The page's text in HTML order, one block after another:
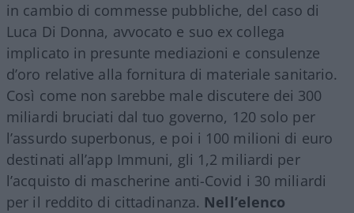
in cambio di commesse pubbliche, del caso di
Luca Di Donna, avvocato e suo ex collega
implicato in presunte mediazioni e consulenze
d’oro relative alla fornitura di materiale sanitario.
Così come non sarebbe male discutere dei 300
miliardi bruciati dal tuo governo, 120 solo per
l’assurdo superbonus, e poi i 100 milioni di euro
destinati all’app Immuni, gli 1,2 miliardi per
l’acquisto di mascherine anti-Covid i 30 miliardi
per il reddito di cittadinanza. Nell’elenco